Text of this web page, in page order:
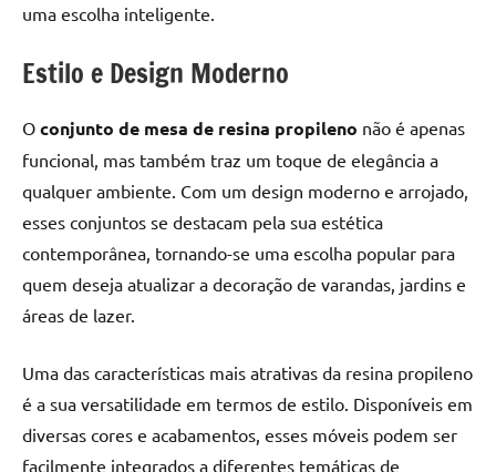
uma escolha inteligente.
Estilo e Design Moderno
O conjunto de mesa de resina propileno não é apenas
funcional, mas também traz um toque de elegância a
qualquer ambiente. Com um design moderno e arrojado,
esses conjuntos se destacam pela sua estética
contemporânea, tornando-se uma escolha popular para
quem deseja atualizar a decoração de varandas, jardins e
áreas de lazer.
Uma das características mais atrativas da resina propileno
é a sua versatilidade em termos de estilo. Disponíveis em
diversas cores e acabamentos, esses móveis podem ser
facilmente integrados a diferentes temáticas de